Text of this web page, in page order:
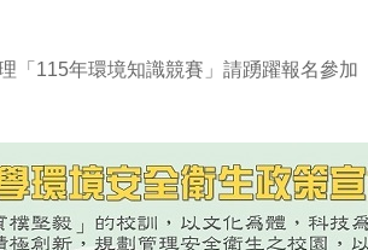
「115年環境知識競賽」請踴躍報名參加